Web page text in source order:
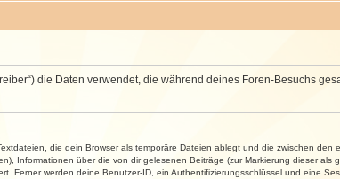
die Daten verwendet, die während deines Foren-Besuchs
die dein Browser als temporäre Dateien ablegt und die zwischen
Informationen über die von dir gelesenen Beiträge (zur Markierung dieser
Ferner werden deine Benutzer-ID, ein Authentifizierungsschlüssel und eine